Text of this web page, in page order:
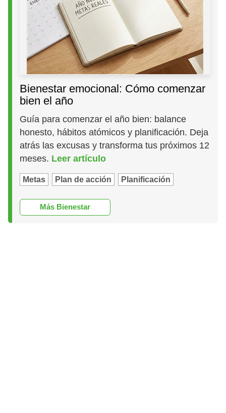
Bienestar emocional: Cómo comenzar
bien el año
Guía para comenzar el año bien: balance
honesto, hábitos atómicos y planificación. Deja
atrás las excusas y transforma tus próximos 12
meses. Leer artículo
Metas Plan de acción Planificación
Más Bienestar